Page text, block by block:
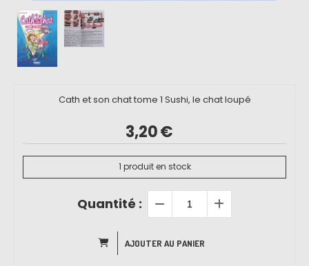
Cath et son chat tome 1 Sushi, le chat loupé
3,20€
1 produit en stock
Quantité :
AJOUTER AU PANIER